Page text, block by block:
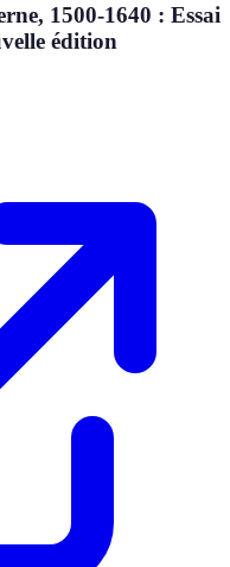
1500-1640 : Essai
édition